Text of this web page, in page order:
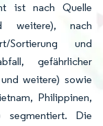
ist nach Quelle
weitere), nach
Sortierung und
gefährlicher
weitere) sowie
Philippinen,
segmentiert. Die